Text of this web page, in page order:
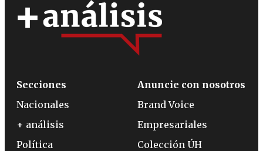
Secciones
Nacionales
+ análisis
Política
Anuncie con nosotros
Brand Voice
Empresariales
Colección ÚH